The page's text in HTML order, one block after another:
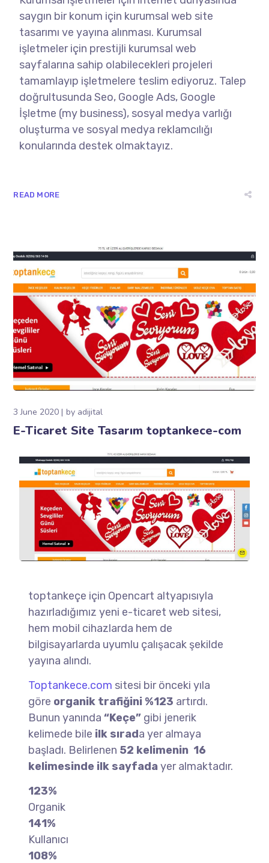
saygın bir konum için kurumsal web site
tasarımı ve yayına alınması. Kurumsal
işletmeler için prestijli kurumsal web
sayfalarına sahip olabilecekleri projeleri
tamamlayıp işletmelere teslim ediyoruz. Talep
doğrultusunda Seo, Google Ads, Google
İşletme (my business), sosyal medya varlığı
oluşturma ve sosyal medya reklamcılığı
konularında destek olmaktayız.
READ MORE
3 June 2020 by adijital
E-Ticaret Site Tasarım toptankece-com
toptankeçe için Opencart altyapısıyla
hazırladığımız yeni e-ticaret web sitesi,
hem mobil cihazlarda hem de
bilgisayarlarda uyumlu çalışacak şekilde
yayına alındı.
Toptankece.com sitesi bir önceki yıla
göre organik trafiğini %123 artırdı.
Bunun yanında “Keçe” gibi jenerik
kelimede bile ilk sırada yer almaya
başladı. Belirlenen 52 kelimenin 16
kelimesinde ilk sayfada yer almaktadır.
123%
Organik
141%
Kullanıcı
108%